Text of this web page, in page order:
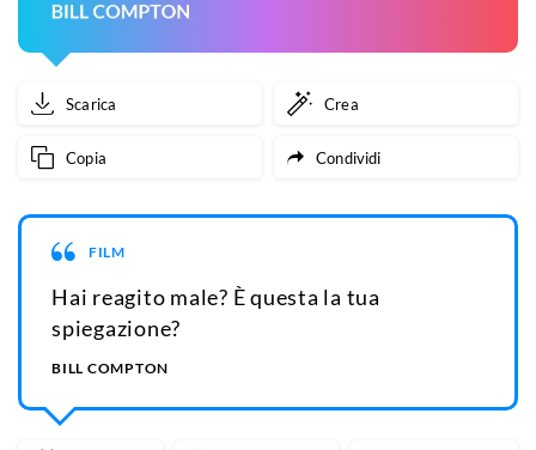
Scarica Crea
Copia Condividi
FILM
Hai reagito male? È questa la tua
spiegazione?
BILL COMPTON